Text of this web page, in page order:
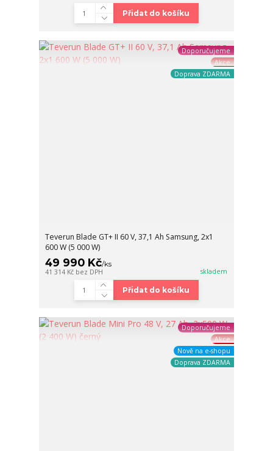
Přidat do košíku
Doporučujeme
Akce
Doprava ZDARMA
Teverun Blade GT+ II 60 V, 37,1 Ah Samsung, 2x1
600 W (5 000 W)
49 990 Kč/ks
41 314 Kč bez DPH skladem
Přidat do košíku
Doporučujeme
Akce
Nově na e-shopu
Doprava ZDARMA